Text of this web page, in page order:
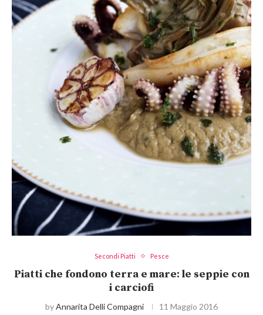
Secondi Piatti Pesce
Piatti che fondono terra e mare: le seppie con
i carciofi
byAnnarita Delli Compagni 11 Maggio 2016